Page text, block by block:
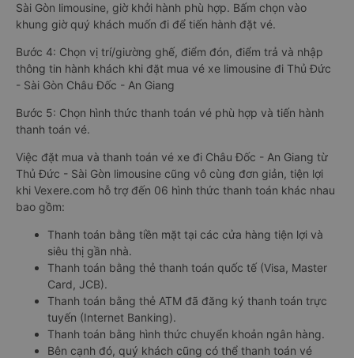
Sài Gòn limousine, giờ khởi hành phù hợp. Bấm chọn vào
khung giờ quý khách muốn đi để tiến hành đặt vé.
Bước 4: Chọn vị trí/giường ghế, điểm đón, điểm trả và nhập
thông tin hành khách khi đặt mua vé xe limousine đi Thủ Đức
- Sài Gòn Châu Đốc - An Giang
Bước 5: Chọn hình thức thanh toán vé phù hợp và tiến hành
thanh toán vé.
Việc đặt mua và thanh toán vé xe đi Châu Đốc - An Giang từ
Thủ Đức - Sài Gòn limousine cũng vô cùng đơn giản, tiện lợi
khi Vexere.com hỗ trợ đến 06 hình thức thanh toán khác nhau
bao gồm:
Thanh toán bằng tiền mặt tại các cửa hàng tiện lợi và
siêu thị gần nhà.
Thanh toán bằng thẻ thanh toán quốc tế (Visa, Master
Card, JCB).
Thanh toán bằng thẻ ATM đã đăng ký thanh toán trực
tuyến (Internet Banking).
Thanh toán bằng hình thức chuyển khoản ngân hàng.
Bên cạnh đó, quý khách cũng có thể thanh toán vé